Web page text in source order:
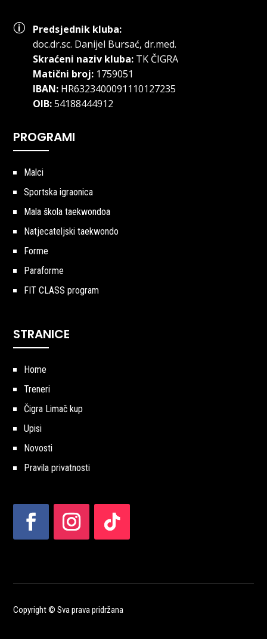
p
Predsjednik kluba:
doc.dr.sc. Danijel Bursać, dr.med.
Skraćeni naziv kluba:TK ČIGRA
Matični broj:1759051
IBAN:HR6323400091110127235
OIB:54188444912
PROGRAMI
Malci
Sportska igraonica
Mala škola taekwondoa
Natjecateljski taekwondo
Forme
Paraforme
FIT CLASS program
STRANICE
Home
Treneri
Čigra Limač kup
Upisi
Novosti
Pravila privatnosti
Copyright © Sva prava pridržana